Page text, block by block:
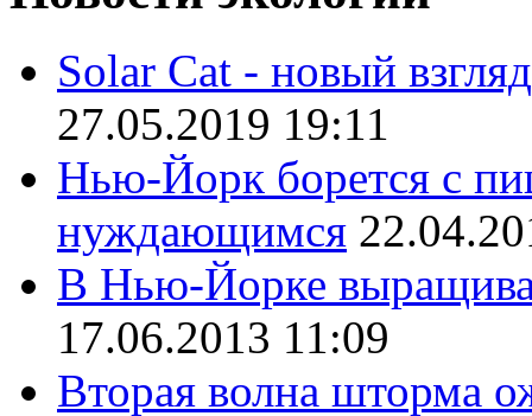
Solar Cat - новый
27.05.2019 19:11
Нью-Йорк борется с
нуждающимся
В Нью-Йорке
17.06.2013 11:09
Вторая волна шторма